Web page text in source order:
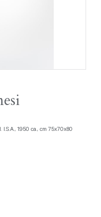
I.S.A., 1950 ca., cm 75x70x80